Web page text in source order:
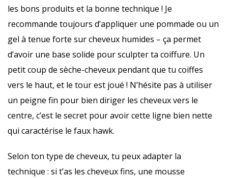
les bons produits et la bonne technique ! Je
recommande toujours d’appliquer une pommade ou un
gel à tenue forte sur cheveux humides – ça permet
d’avoir une base solide pour sculpter ta coiffure. Un
petit coup de sèche-cheveux pendant que tu coiffes
vers le haut, et le tour est joué ! N’hésite pas à utiliser
un peigne fin pour bien diriger les cheveux vers le
centre, c’est le secret pour avoir cette ligne bien nette
qui caractérise le faux hawk.
Selon ton type de cheveux, tu peux adapter la
technique : si t’as les cheveux fins, une mousse